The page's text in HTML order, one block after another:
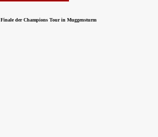
Finale der Champions Tour in Muggensturm